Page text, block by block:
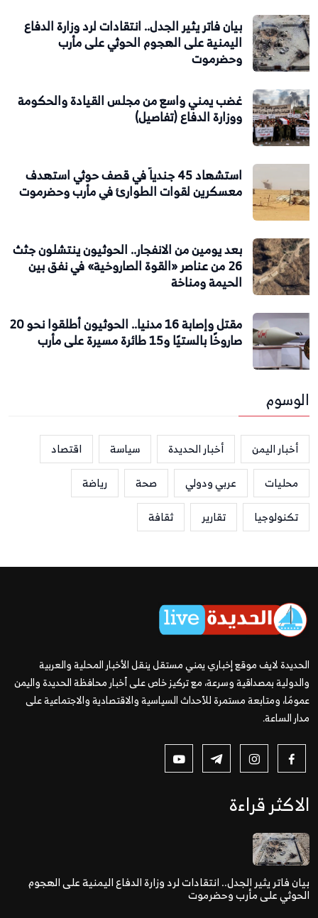
بيان فاتر يثير الجدل.. انتقادات لرد وزارة الدفاع
اليمنية على الهجوم الحوثي على مأرب
وحضرموت
غضب يمني واسع من مجلس القيادة والحكومة
ووزارة الدفاع (تفاصيل)
استشهاد 45 جندياً في قصف حوثي استهدف
معسكرين لقوات الطوارئ في مأرب وحضرموت
بعد يومين من الانفجار.. الحوثيون ينتشلون جثث
26 من عناصر «القوة الصاروخية» في نفق بين
الحيمة ومناخة
مقتل وإصابة 16 مدنيا.. الحوثيون أطلقوا نحو 20
صاروخًا بالستيًا و15 طائرة مسيرة على مأرب
الوسوم
أخبار اليمن أخبار الحديدة سياسة
اقتصاد
محليات
عربي ودولي صحة
رياضة
تكنولوجيا
تقارير ثقافة
الحديدة لايف موقع إخباري يمني مستقل ينقل الأخبار المحلية والعربية
والدولية بمصداقية وسرعة، مع تركيز خاص على أخبار محافظة الحديدة واليمن
عمومًا، ومتابعة مستمرة للأحداث السياسية والاقتصادية والاجتماعية على
مدار الساعة.
الاكثر قراءة
بيان فاتر يثير الجدل.. انتقادات لرد وزارة الدفاع اليمنية على الهجوم
الحوثي على مأرب وحضرموت